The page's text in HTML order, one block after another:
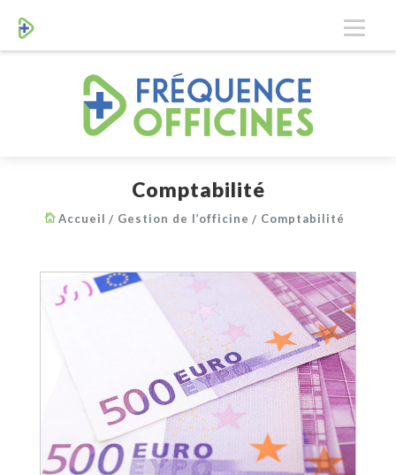
Comptabilité
Accueil Gestion de l’officine Comptabilité